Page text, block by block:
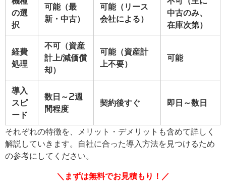
の選
択
可能（最
新・中古）
可能（リース
会社による）
中古のみ、
在庫次第）
経費
処理
不可（資産
計上/減価償
却）
可能（資産計
上不要）
可能
導入
スピ
ード
数日～2週
間程度
契約後すぐ 即日～数日
それぞれの特徴を、メリット・デメリットも含めて詳しく
解説していきます。自社に合った導入方法を見つけるため
の参考にしてください。
＼まずは無料でお見積もり！／